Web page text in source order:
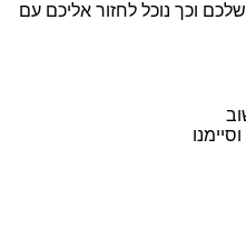
וכך נוכל לחזור אליכם עם